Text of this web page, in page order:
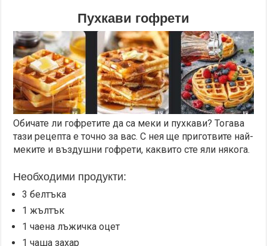
Пухкави гофрети
Обичате ли гофретите да са меки и пухкави? Тогава
тази рецепта е точно за вас. С нея ще приготвите най-
меките и въздушни гофрети, каквито сте яли някога.
Необходими продукти:
3 белтъка
1 жълтък
1 чаена лъжичка оцет
1 чаша захар